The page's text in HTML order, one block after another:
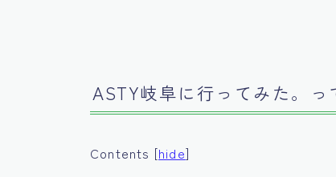
ASTY岐阜に行ってみた。っ
Contents [hide]